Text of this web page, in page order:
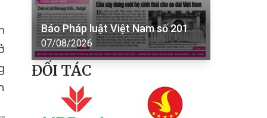
Báo Pháp luật Việt Nam số 201
07/08/2026
ĐỐI TÁC